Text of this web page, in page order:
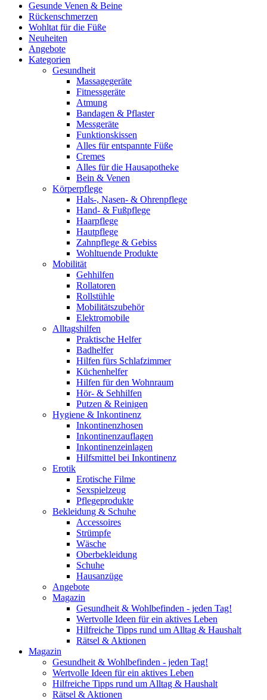
Gesunde Venen & Beine
Rückenschmerzen
Wohltat für die Füße
Neuheiten
Angebote
Kategorien
Gesundheit
Massagegeräte
Fitnessgeräte
Atmung
Bandagen & Pflaster
Messgeräte
Funktionskissen
Alles für entspannte Füße
Cremes
Alles für die Hausapotheke
Bein & Venen
Körperpflege
Hals-, Nasen- & Ohrenpflege
Hand- & Fußpflege
Haarpflege
Hautpflege
Zahnpflege & Gebiss
Wohltuende Produkte
Mobilität
Gehhilfen
Rollatoren
Rollstühle
Mobilitätszubehör
Elektromobile
Alltagshilfen
Praktische Helfer
Badhelfer
Hilfen fürs Schlafzimmer
Küchenhelfer
Hilfen für den Wohnraum
Hör- & Sehhilfen
Putzen & Reinigen
Hygiene & Inkontinenz
Inkontinenzhosen
Inkontinenzauflagen
Inkontinenzeinlagen
Hilfsmittel bei Inkontinenz
Erotik
Erotische Filme
Sexspielzeug
Pflegeprodukte
Bekleidung & Schuhe
Accessoires
Strümpfe
Wäsche
Oberbekleidung
Schuhe
Hausanzüge
Angebote
Magazin
Gesundheit & Wohlbefinden - jeden Tag!
Wertvolle Ideen für ein aktives Leben
Hilfreiche Tipps rund um Alltag & Haushalt
Rätsel & Aktionen
Magazin
Gesundheit & Wohlbefinden - jeden Tag!
Wertvolle Ideen für ein aktives Leben
Hilfreiche Tipps rund um Alltag & Haushalt
Rätsel & Aktionen